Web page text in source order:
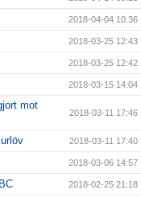
2018-04-04 10:36
2018-03-25 12:43
2018-03-25 12:42
2018-03-15 14:04
mot
2018-03-11 17:46
2018-03-11 17:40
2018-03-06 14:57
2018-02-25 21:18